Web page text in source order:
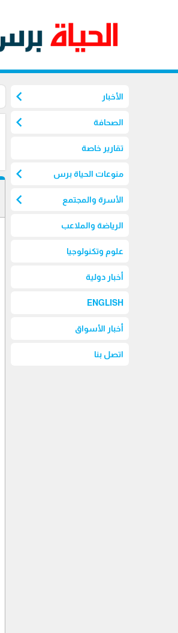
الأخبار chevron_left
الصحافة chevron_left
تقارير خاصة
منوعات الحياة برس chevron_left
الأسرة والمجتمع chevron_left
الرياضة والملاعب
علوم وتكنولوجيا
أخبار دولية
ENGLISH
أخبار الأسواق
اتصل بنا